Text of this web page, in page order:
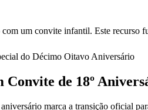
um convite infantil. Este recurso
do Décimo Oitavo Aniversário
Convite de 18º
marca a transição oficial